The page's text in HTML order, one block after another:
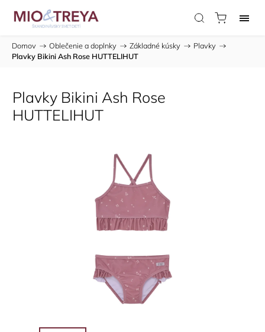
Domov / Oblečenie a doplnky / Základné kúsky / Plavky /
Plavky Bikini Ash Rose HUTTELIHUT
Plavky Bikini Ash Rose
HUTTELIHUT